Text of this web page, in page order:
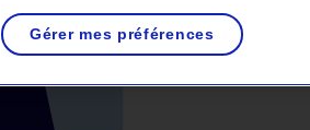
Gérer mes préférences